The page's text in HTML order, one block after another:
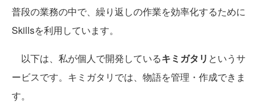
普段の業務の中で、繰り返しの作業を効率化するために
Skillsを利用しています。
以下は、私が個人で開発しているキミガタリ というサ
ービスです。キミガタリでは、物語を管理・作成できま
す。